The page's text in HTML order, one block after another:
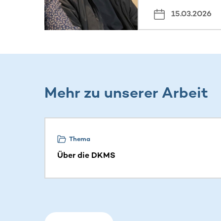
15.03.2026
Mehr zu unserer Arbeit
Thema
Über die DKMS